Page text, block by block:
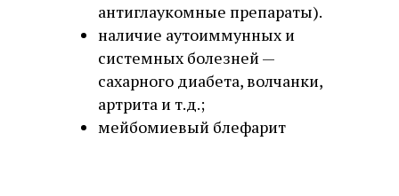
антиглаукомные препараты).
наличие аутоиммунных и
системных болезней —
сахарного диабета, волчанки,
артрита и т.д.;
мейбомиевый блефарит